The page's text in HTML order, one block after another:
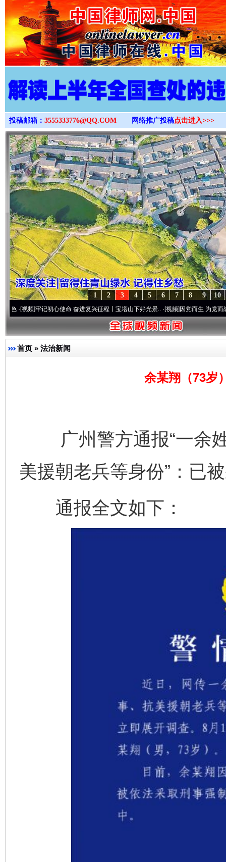
>
投稿邮箱： 3555333776@QQ.COM 网络推广投稿点击进入>>>
10
9
8
7
6
5
4
3
2
1
牢记初心使命 奋进复兴征程丨宝塔山下好光景..·[视频]因党而生 为党而战——百年
首页 » 法治新闻
余某翔（73岁
广州警方通报“一余姓
美援朝老兵等身份”：已
通报全文如下：